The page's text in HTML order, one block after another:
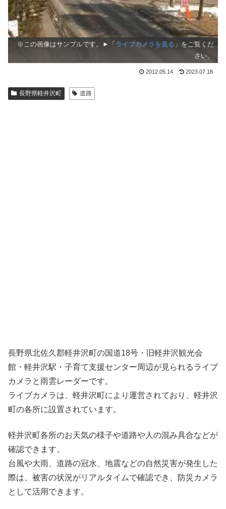
※この画像はサンプルです。►「 ライブカメラを見る 」をご覧くだ
さい。
2012.05.14 2023.07.18
長野県軽井沢町 道路
長野県北佐久郡軽井沢町の国道18号・旧軽井沢観光会
館・軽井沢駅・子育て支援センター周辺が見られるライブ
カメラと雨雲レーダーです。
ライブカメラは、軽井沢町により運営されており、軽井沢
町の各所に設置されています。
軽井沢町各所のお天気の様子や道路や人の混み具合などが
確認できます。
台風や大雨、道路の冠水、地震などの自然災害が発生した
際は、被害の状況がリアルタイムで確認でき、防災カメラ
として活用できます。